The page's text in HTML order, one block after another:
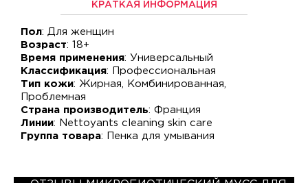
КРАТКАЯ ИНФОРМАЦИЯ
Пол: Для женщин
Возраст: 18+
Время применения: Универсальный
Классификация: Профессиональная
Тип кожи: Жирная, Комбинированная,
Проблемная
Страна производитель: Франция
Линии: Nettoyants cleaning skin care
Группа товара: Пенка для умывания